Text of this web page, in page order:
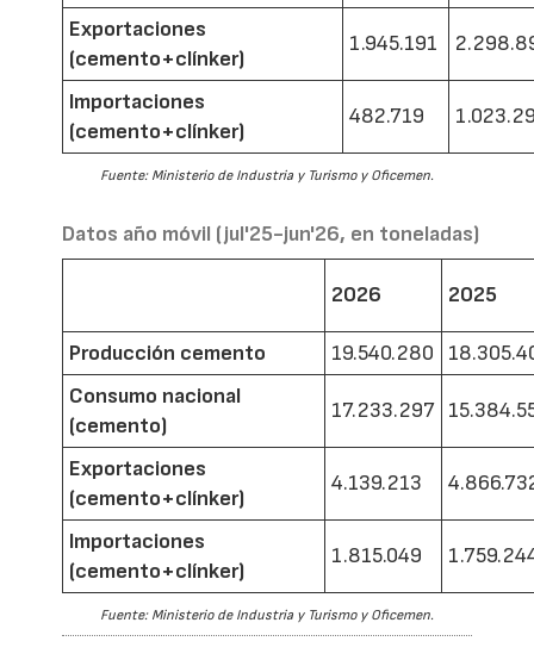
Exportaciones
(cemento+clínker)
1.945.191
Importaciones
(cemento+clínker)
482.719
Fuente: Ministerio de Industria y Turismo y Oficemen.
Datos año móvil (jul'25-jun'26, en toneladas)
2026 2025
Producción cemento 19.540.280
Consumo nacional
(cemento)
17.233.297
Exportaciones
(cemento+clínker)
4.139.213
Importaciones
(cemento+clínker)
1.815.049
Fuente: Ministerio de Industria y Turismo y Oficemen.